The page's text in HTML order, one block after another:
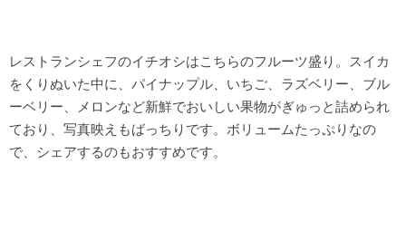
レストランシェフのイチオシはこちらのフルーツ盛り。スイカ
をくりぬいた中に、パイナップル、いちご、ラズベリー、ブル
ーベリー、メロンなど新鮮でおいしい果物がぎゅっと詰められ
ており、写真映えもばっちりです。ボリュームたっぷりなの
で、シェアするのもおすすめです。